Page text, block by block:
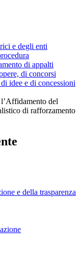
e degli enti
di appalti
di concorsi
idee e di concessioni
del
di rafforzamento
e della trasparenza